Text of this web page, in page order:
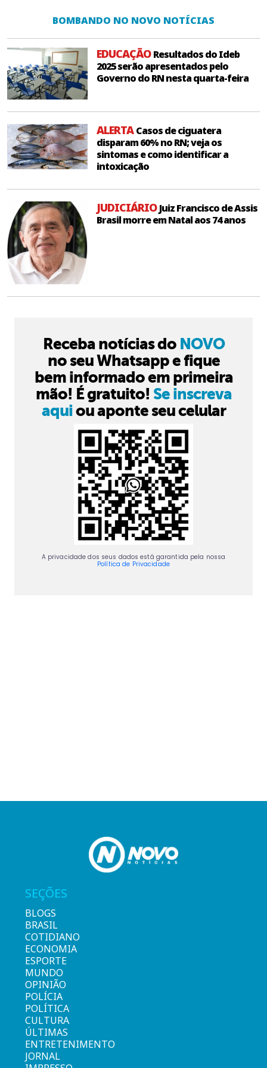
BOMBANDO NO NOVO NOTÍCIAS
EDUCAÇÃOResultados do Ideb
2025 serão apresentados pelo
Governo do RN nesta quarta-feira
ALERTACasos de ciguatera
disparam 60% no RN; veja os
sintomas e como identificar a
intoxicação
JUDICIÁRIOJuiz Francisco de Assis
Brasil morre em Natal aos 74 anos
Receba notícias do NOVO
no seu Whatsapp e fique
bem informado em primeira
mão! É gratuito! Se inscreva
aquiou aponte seu celular
A privacidade dos seus dados está garantida pela nossa
Política de Privacidade
SEÇÕES
BLOGS
BRASIL
COTIDIANO
ECONOMIA
ESPORTE
MUNDO
OPINIÃO
POLÍCIA
POLÍTICA
CULTURA
ÚLTIMAS
ENTRETENIMENTO
JORNAL